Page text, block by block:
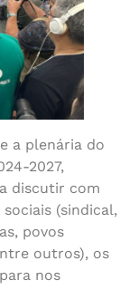
a plenária do
2027,
discutir com
(sindical,
povos
outros), os
nos